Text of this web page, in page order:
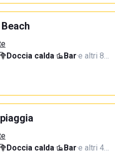
Doccia calda· Bar·e altri 8…
Doccia calda· Bar·e altri 4…